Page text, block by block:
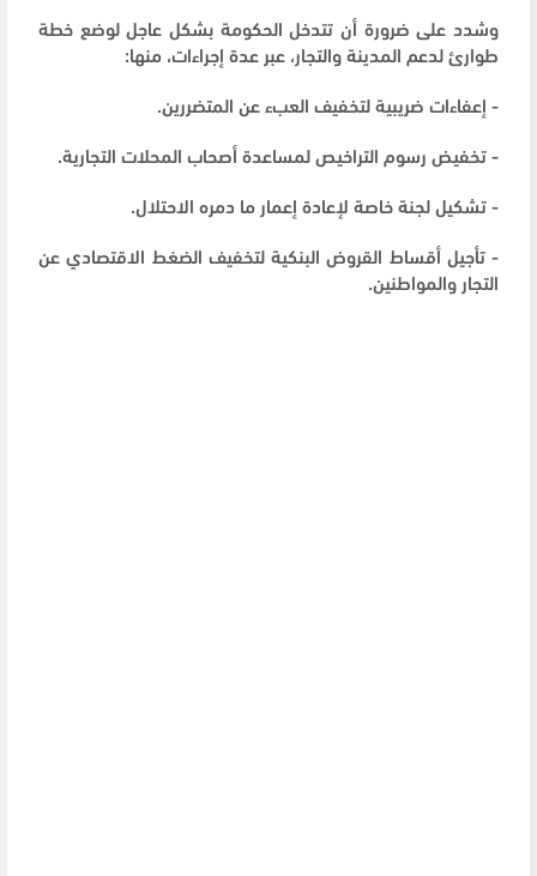
وشدد على ضرورة أن تتدخل الحكومة بشكل عاجل لوضع خطة
طوارئ لدعم المدينة والتجار، عبر عدة إجراءات، منها:
- إعفاءات ضريبية لتخفيف العبء عن المتضررين.
- تخفيض رسوم التراخيص لمساعدة أصحاب المحلات التجارية.
- تشكيل لجنة خاصة لإعادة إعمار ما دمره الاحتلال.
- تأجيل أقساط القروض البنكية لتخفيف الضغط الاقتصادي عن
التجار والمواطنين.